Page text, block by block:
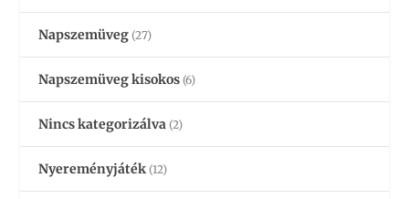
Napszemüveg (27)
Napszemüveg kisokos (6)
Nincs kategorizálva (2)
Nyereményjáték (12)